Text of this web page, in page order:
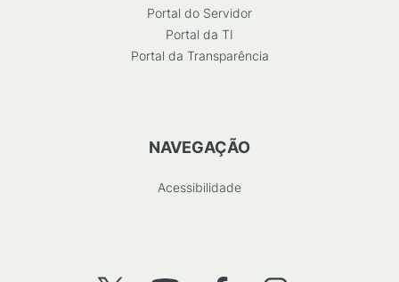
Portal do Servidor
Portal da TI
Portal da Transparência
NAVEGAÇÃO
Acessibilidade